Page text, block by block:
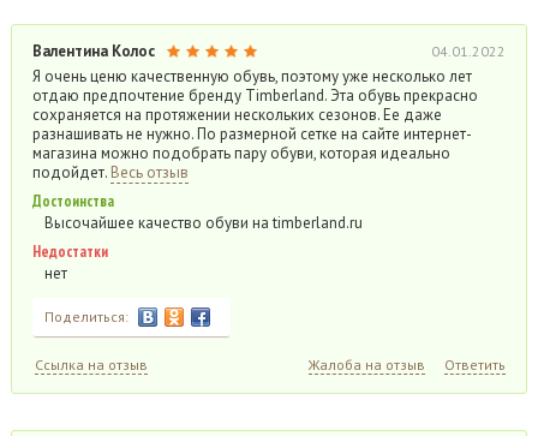
Валентина Колос 04.01.2022
Я очень ценю качественную обувь, поэтому уже несколько лет
отдаю предпочтение бренду Timberland. Эта обувь прекрасно
сохраняется на протяжении нескольких сезонов. Ее даже
разнашивать не нужно. По размерной сетке на сайте интернет-
магазина можно подобрать пару обуви, которая идеально
подойдет. Весь отзыв
Достоинства
Высочайшее качество обуви на timberland.ru
Недостатки
нет
Поделиться:
Ссылка на отзыв Жалоба на отзыв Ответить